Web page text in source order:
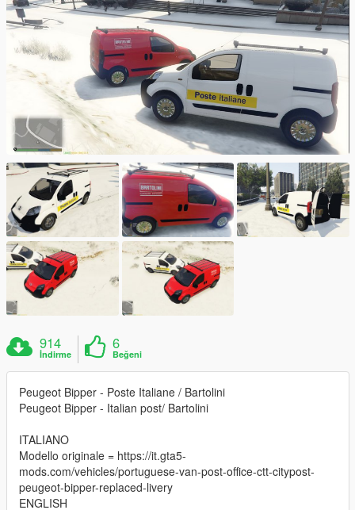
914
İndirme
6
Beğeni
Peugeot Bipper - Poste Italiane / Bartolini
Peugeot Bipper - Italian post/ Bartolini
ITALIANO
Modello originale = https://it.gta5-
mods.com/vehicles/portuguese-van-post-office-ctt-citypost-
peugeot-bipper-replaced-livery
ENGLISH